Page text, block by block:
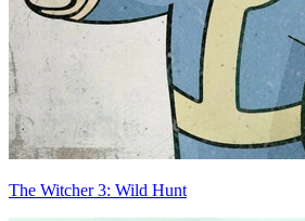
The Witcher 3: Wild Hunt